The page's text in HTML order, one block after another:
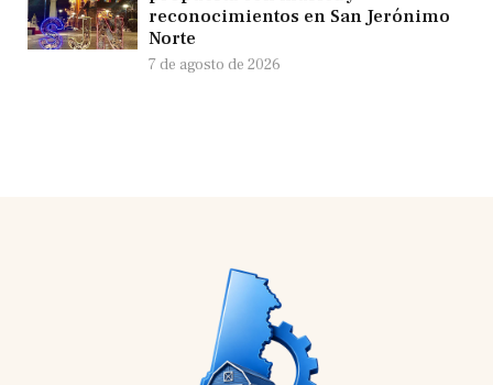
reconocimientos en San Jerónimo
Norte
7 de agosto de 2026